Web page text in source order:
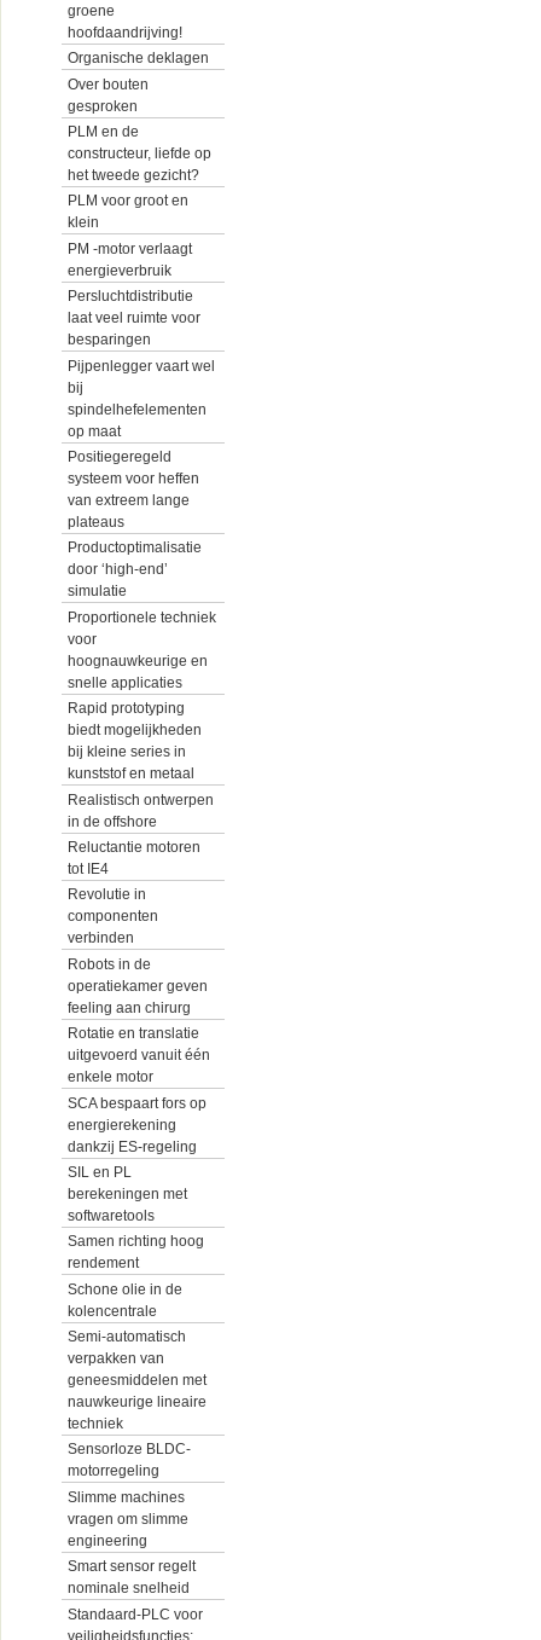
groene
hoofdaandrijving!
Organische deklagen
Over bouten
gesproken
PLM en de
constructeur, liefde op
het tweede gezicht?
PLM voor groot en
klein
PM -motor verlaagt
energieverbruik
Persluchtdistributie
laat veel ruimte voor
besparingen
Pijpenlegger vaart wel
bij
spindelhefelementen
op maat
Positiegeregeld
systeem voor heffen
van extreem lange
plateaus
Productoptimalisatie
door ‘high-end’
simulatie
Proportionele techniek
voor
hoognauwkeurige en
snelle applicaties
Rapid prototyping
biedt mogelijkheden
bij kleine series in
kunststof en metaal
Realistisch ontwerpen
in de offshore
Reluctantie motoren
tot IE4
Revolutie in
componenten
verbinden
Robots in de
operatiekamer geven
feeling aan chirurg
Rotatie en translatie
uitgevoerd vanuit één
enkele motor
SCA bespaart fors op
energierekening
dankzij ES-regeling
SIL en PL
berekeningen met
softwaretools
Samen richting hoog
rendement
Schone olie in de
kolencentrale
Semi-automatisch
verpakken van
geneesmiddelen met
nauwkeurige lineaire
techniek
Sensorloze BLDC-
motorregeling
Slimme machines
vragen om slimme
engineering
Smart sensor regelt
nominale snelheid
Standaard-PLC voor
veiligheidsfuncties: